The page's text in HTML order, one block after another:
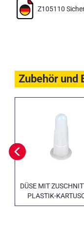
Z105110
Zubehör und
DÜSE MIT
PLASTIK-